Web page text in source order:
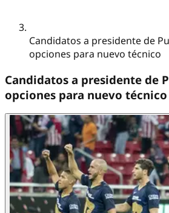
Candidatos a presidente de
opciones para nuevo técnico
Candidatos a presidente de
opciones para nuevo técnico